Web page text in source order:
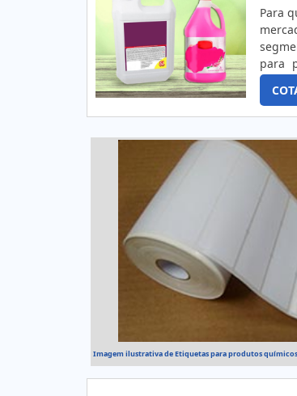
Para
para
Imagem ilustrativa de Etiquetas para produtos químicos